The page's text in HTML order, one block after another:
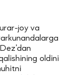
joy va
oldini